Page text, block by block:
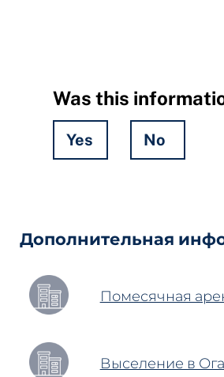
Was this
Yes No
Дополнительная
Помесячная
Выселение в